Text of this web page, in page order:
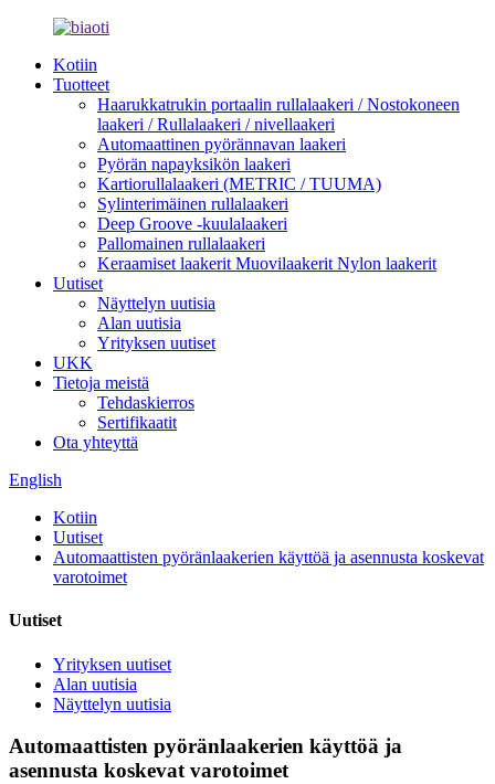
Kotiin
Tuotteet
Haarukkatrukin portaalin rullalaakeri / Nostokoneen
laakeri / Rullalaakeri / nivellaakeri
Automaattinen pyörännavan laakeri
Pyörän napayksikön laakeri
Kartiorullalaakeri (METRIC / TUUMA)
Sylinterimäinen rullalaakeri
Deep Groove -kuulalaakeri
Pallomainen rullalaakeri
Keraamiset laakerit Muovilaakerit Nylon laakerit
Uutiset
Näyttelyn uutisia
Alan uutisia
Yrityksen uutiset
UKK
Tietoja meistä
Tehdaskierros
Sertifikaatit
Ota yhteyttä
English
Kotiin
Uutiset
Automaattisten pyöränlaakerien käyttöä ja asennusta koskevat
varotoimet
Uutiset
Yrityksen uutiset
Alan uutisia
Näyttelyn uutisia
Automaattisten pyöränlaakerien käyttöä ja
asennusta koskevat varotoimet